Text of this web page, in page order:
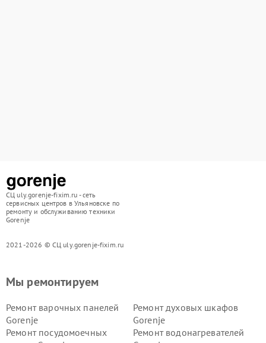
СЦ uly.gorenje-fixim.ru - сеть
сервисных центров в Ульяновске по
ремонту и обслуживанию техники
Gorenje
2021-2026 © СЦ uly.gorenje-fixim.ru
Мы ремонтируем
Ремонт варочных панелей
Gorenje
Ремонт духовых шкафов
Gorenje
Ремонт посудомоечных
Ремонт водонагревателей